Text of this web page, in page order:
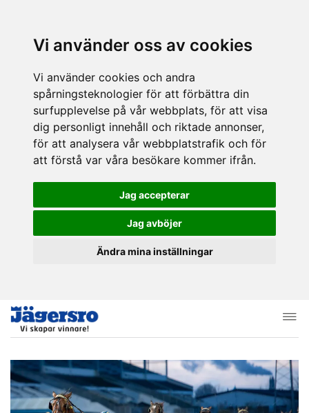
Vi använder oss av cookies
Vi använder cookies och andra
spårningsteknologier för att förbättra din
surfupplevelse på vår webbplats, för att visa
dig personligt innehåll och riktade annonser,
för att analysera vår webbplatstrafik och för
att förstå var våra besökare kommer ifrån.
Jag accepterar
Jag avböjer
Ändra mina inställningar